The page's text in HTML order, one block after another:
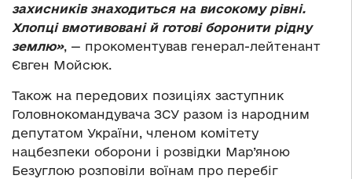
захисників знаходиться на високому рівні.
Хлопці вмотивовані й готові боронити рідну
землю», — прокоментував генерал-лейтенант
Євген Мойсюк.
Також на передових позиціях заступник
Головнокомандувача ЗСУ разом із народним
депутатом України, членом комітету
нацбезпеки оборони і розвідки Мар’яною
Безуглою розповіли воїнам про перебіг